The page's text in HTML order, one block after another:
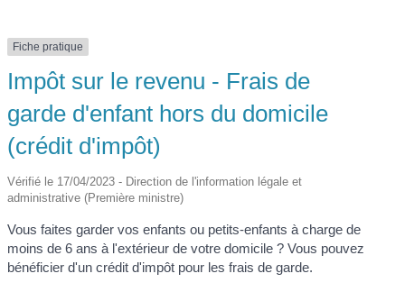
Fiche pratique
Impôt sur le revenu - Frais de
garde d'enfant hors du domicile
(crédit d'impôt)
Vérifié le 17/04/2023 - Direction de l'information légale et
administrative (Première ministre)
Vous faites garder vos enfants ou petits-enfants à charge de
moins de 6 ans à l'extérieur de votre domicile ? Vous pouvez
bénéficier d'un crédit d'impôt pour les frais de garde.